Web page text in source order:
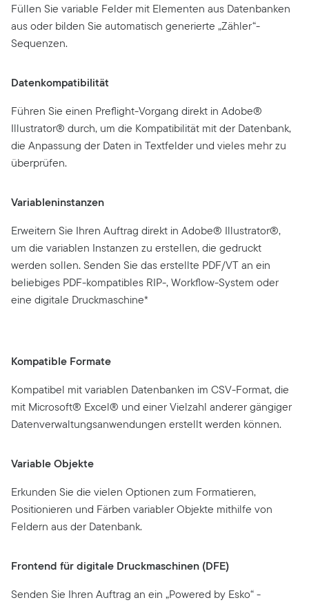
Füllen Sie variable Felder mit Elementen aus Datenbanken
aus oder bilden Sie automatisch generierte „Zähler“-
Sequenzen.
Datenkompatibilität
Führen Sie einen Preflight-Vorgang direkt in Adobe®
Illustrator® durch, um die Kompatibilität mit der Datenbank,
die Anpassung der Daten in Textfelder und vieles mehr zu
überprüfen.
Variableninstanzen
Erweitern Sie Ihren Auftrag direkt in Adobe® Illustrator®,
um die variablen Instanzen zu erstellen, die gedruckt
werden sollen. Senden Sie das erstellte PDF/VT an ein
beliebiges PDF-kompatibles RIP-, Workflow-System oder
eine digitale Druckmaschine*
Kompatible Formate
Kompatibel mit variablen Datenbanken im CSV-Format, die
mit Microsoft® Excel® und einer Vielzahl anderer gängiger
Datenverwaltungsanwendungen erstellt werden können.
Variable Objekte
Erkunden Sie die vielen Optionen zum Formatieren,
Positionieren und Färben variabler Objekte mithilfe von
Feldern aus der Datenbank.
Frontend für digitale Druckmaschinen (DFE)
Senden Sie Ihren Auftrag an ein „Powered by Esko“ -